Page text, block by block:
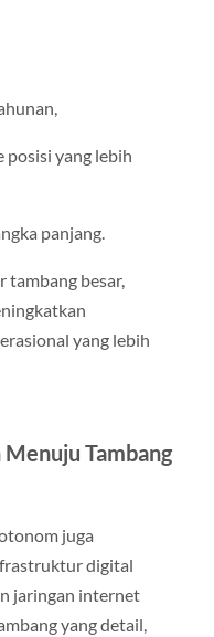
posisi yang lebih
panjang.
tambang besar,
yang lebih
Tambang
juga
digital
jaringan internet
yang detail,